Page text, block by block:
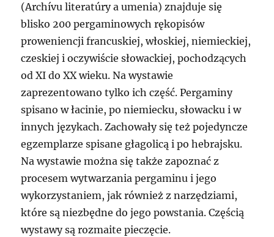
(Archívu literatúry a umenia) znajduje się
blisko 200 pergaminowych rękopisów
proweniencji francuskiej, włoskiej, niemieckiej,
czeskiej i oczywiście słowackiej, pochodzących
od XI do XX wieku. Na wystawie
zaprezentowano tylko ich część. Pergaminy
spisano w łacinie, po niemiecku, słowacku i w
innych językach. Zachowały się też pojedyncze
egzemplarze spisane głagolicą i po hebrajsku.
Na wystawie można się także zapoznać z
procesem wytwarzania pergaminu i jego
wykorzystaniem, jak również z narzędziami,
które są niezbędne do jego powstania. Częścią
wystawy są rozmaite pieczęcie.